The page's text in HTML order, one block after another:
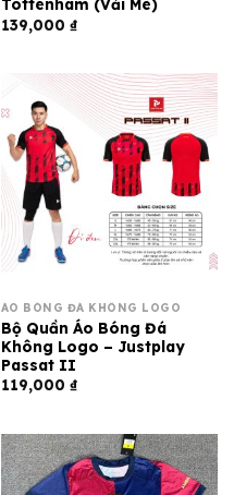
Tottenham (Vải Mè)
139,000 ₫
ÁO BÓNG ĐÁ KHÔNG LOGO
Bộ Quần Áo Bóng Đá
Không Logo – Justplay
Passat II
119,000 ₫